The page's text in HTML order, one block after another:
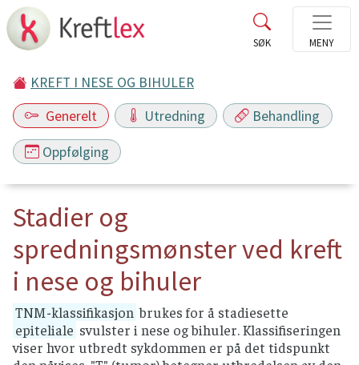
KREFT I NESE OG BIHULER
Generelt
Utredning Behandling
Oppfølging
Stadier og
spredningsmønster ved kreft
i nese og bihuler
TNM-klassifikasjon brukes for å stadiesette
epiteliale svulster i nese og bihuler. Klassifiseringen
viser hvor utbredt sykdommen er på det tidspunkt